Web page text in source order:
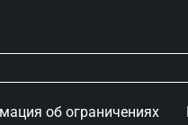
об ограничениях